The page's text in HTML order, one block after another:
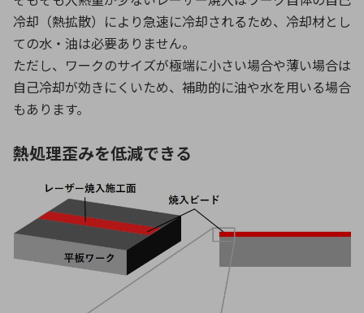
冷却（熱拡散）により急速に冷却されるため、冷却材とし
ての水・油は必要ありません。
ただし、ワークのサイズが極端に小さい場合や薄い場合は
自己冷却が効きにくいため、補助的に油や水を用いる場合
もあります。
熱処理歪みを低減できる